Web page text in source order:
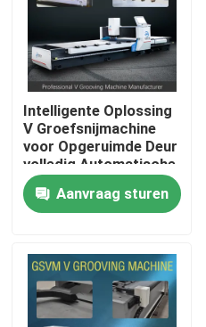
Hoge snelheid V het
CNC V het Groeven
Automatisch V die
Bladmetaal die Machine
V Groover-Machine
Intelligente Oplossing
V Groefsnijmachine
voor Opgeruimde Deur
volledig Automatische
Vier
Aanvraag sturen